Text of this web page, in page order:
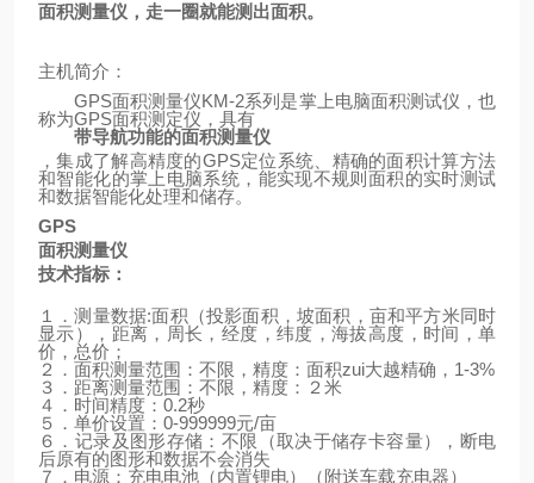
面积测量仪，走一圈就能测出面积。
主机简介：
GPS面积测量仪KM-2系列是掌上电脑面积测试仪，也
称为GPS面积测定仪，具有
带导航功能的面积测量仪
，集成了解高精度的GPS定位系统、精确的面积计算方法
和智能化的掌上电脑系统，能实现不规则面积的实时测试
和数据智能化处理和储存。
GPS
面积测量仪
技术指标：
１．测量数据:面积（投影面积，坡面积，亩和平方米同时
显示），距离，周长，经度，纬度，海拔高度，时间，单
价，总价；
２．面积测量范围：不限，精度：面积zui大越精确， 1-3%
３．距离测量范围：不限，精度：２米
４．时间精度： 0.2秒
５．单价设置： 0-999999元/亩
６．记录及图形存储：不限（取决于储存卡容量），断电
后原有的图形和数据不会消失
７．电源：充电电池（内置锂电）
（附送车载充电器）